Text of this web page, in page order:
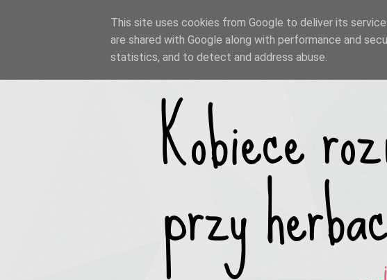
This site uses cookies from Google to deliver its
are shared with Google along with performance and
statistics, and to detect and address abuse.